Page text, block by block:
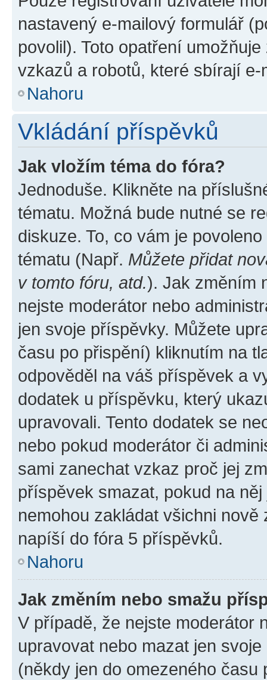
nastavený e-mailový formulář
povolil). Toto opatření
vzkazů a robotů, které sbírají e-
Nahoru
Vkládání příspěvků
Jak vložím téma do fóra?
Jednoduše. Klikněte na
tématu. Možná bude nutné se
diskuze. To, co vám je
tématu (Např. Můžete přidat
v tomto fóru, atd.). Jak změním
nejste moderátor nebo
jen svoje příspěvky. Můžete
času po přispění) kliknutím na
odpověděl na váš příspěvek a
dodatek u příspěvku, který
upravovali. Tento dodatek se
nebo pokud moderátor či
sami zanechat vzkaz proč jej
příspěvek smazat, pokud na
nemohou zakládat všichni
napíší do fóra 5 příspěvků.
Nahoru
Jak změním nebo smažu
V případě, že nejste moderátor
upravovat nebo mazat jen
(někdy jen do omezeného